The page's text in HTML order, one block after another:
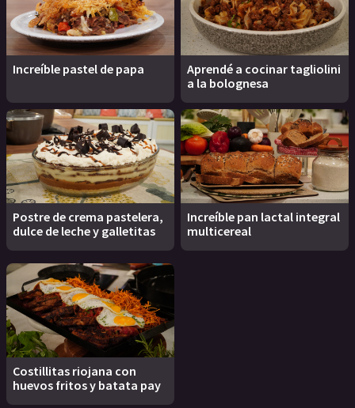
Increíble pastel de papa
Aprendé a cocinar tagliolini
a la bolognesa
Postre de crema pastelera,
dulce de leche y galletitas
Increíble pan lactal integral
multicereal
Costillitas riojana con
huevos fritos y batata pay